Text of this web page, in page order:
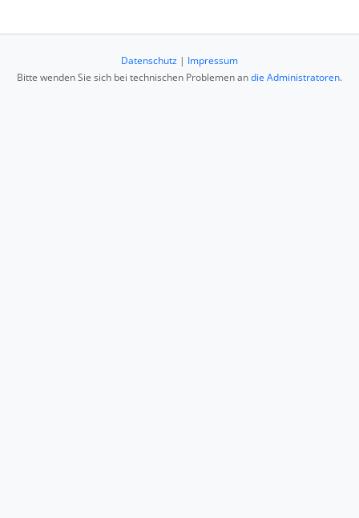
Datenschutz | Impressum
Bitte wenden Sie sich bei technischen Problemen andie Administratoren.